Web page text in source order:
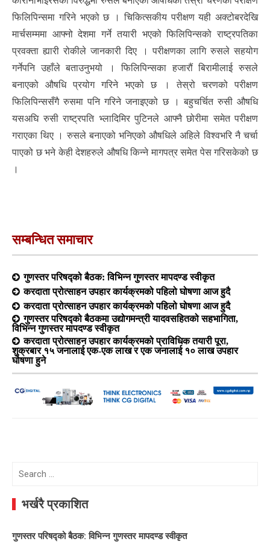
फिलिपिन्समा गरिने भएको छ । चिकित्सकीय परीक्षण यही अक्टोबरदेखि
मार्चसम्ममा आफ्नो देशमा गर्ने तयारी भएको फिलिपिन्सको राष्ट्रपतिका
प्रवक्ता ह्यारी रोकीले जानकारी दिए । परीक्षणका लागि रुसले सहयोग
गर्नेपनि उहाँले बताउनुभयो । फिलिपिन्सका हजारौं बिरामीलाई रुसले
बनाएको औषधि प्रयोग गरिने भएको छ । तेस्रो चरणको परीक्षण
फिलिपिन्ससँगै रुसमा पनि गरिने जनाइएको छ । बहुचर्चित रुसी औषधि
यसअघि रुसी राष्ट्रपति भ्लादिमिर पुटिनले आफ्नै छोरीमा समेत परीक्षण
गराएका थिए । रुसले बनाएको भनिएको औषधिले अहिले विश्वभरि नै चर्चा
पाएको छ भने केही देशहरुले औषधि किन्ने मागपत्र समेत पेस गरिसकेको छ
।
सम्बन्धित समाचार
गुणस्तर परिषद्को बैठक: विभिन्न गुणस्तर मापदण्ड स्वीकृत
करदाता प्रोत्साहन उपहार कार्यक्रमको पहिलो घोषणा आज हुदै
करदाता प्रोत्साहन उपहार कार्यक्रमको पहिलो घोषणा आज हुदै
गुणस्तर परिषद्को बैठकमा उद्योगमन्त्री यादवसहितको सहभागिता,
विभिन्न गुणस्तर मापदण्ड स्वीकृत
करदाता प्रोत्साहन उपहार कार्यक्रमको प्राविधिक तयारी पूरा,
शुक्रबार १५ जनालाई एक-एक लाख र एक जनालाई १० लाख उपहार
घोषणा हुने
Search
भर्खरै प्रकाशित
गुणस्तर परिषद्को बैठक: विभिन्न गुणस्तर मापदण्ड स्वीकृत